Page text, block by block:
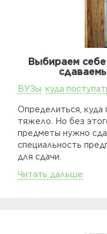
Выбираем
ВУЗы куда
Определиться, куда
тяжело. Но без
предметы нужно
специальность
для сдачи.
Читать дальше